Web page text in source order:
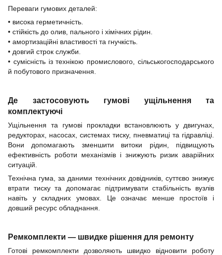
Переваги гумових деталей:
• висока герметичність.
• стійкість до олив, пального і хімічних рідин.
• амортизаційні властивості та гнучкість.
• довгий строк служби.
• сумісність із технікою промислового, сільськогосподарського
й побутового призначення.
Де застосовують гумові ущільнення та
комплектуючі
Ущільнення та гумові прокладки встановлюють у двигунах,
редукторах, насосах, системах тиску, пневматиці та гідравліці.
Вони допомагають зменшити витоки рідин, підвищують
ефективність роботи механізмів і знижують ризик аварійних
ситуацій.
Технічна гума, за даними технічних довідників, суттєво знижує
втрати тиску та допомагає підтримувати стабільність вузлів
навіть у складних умовах. Це означає менше простоїв і
довший ресурс обладнання.
Ремкомплекти — швидке рішення для ремонту
Готові ремкомплекти дозволяють швидко відновити роботу